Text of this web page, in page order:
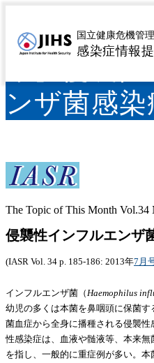
国立健康危機管
感染症情報
IASR
ンザ菌感染
The Topic of This Month Vol.34
侵襲性インフルエンザ
(IASR Vol. 34 p. 185-186: 2013年7月
インフルエンザ菌（ Haemophilus
幼児の多くは本菌を鼻咽頭に保菌す
菌血症から全身に播種される侵襲
性感染症は、血液や髄液等、本来
を指し、一般的に重症例が多い。